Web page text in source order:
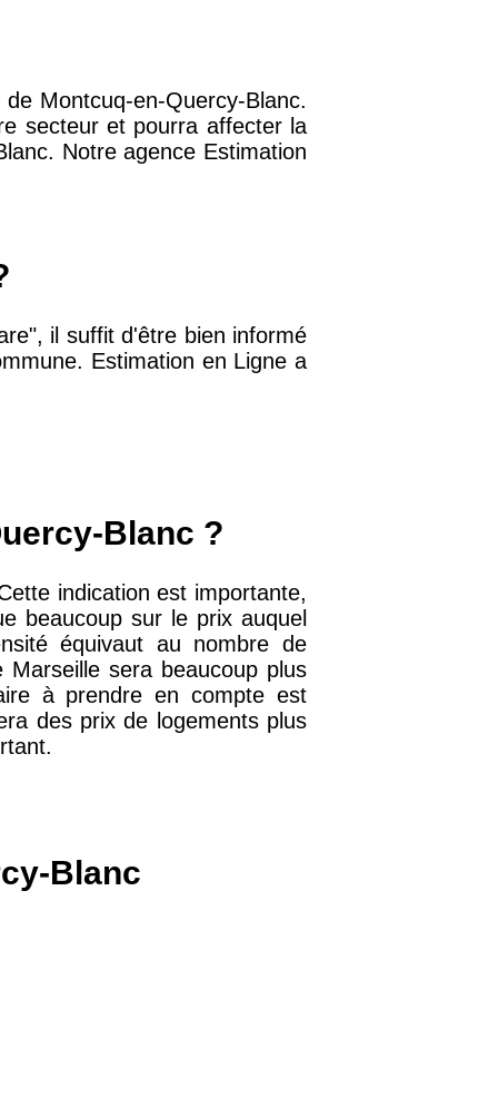
32 €
37 €
38 €
15 €
Montcuq-en-Quercy-Blanc.
secteur et pourra affecter la
Notre agence Estimation
il suffit d'être bien informé
Estimation en Ligne a
Blanc ?
indication est importante,
beaucoup sur le prix auquel
équivaut au nombre de
sera beaucoup plus
à prendre en compte est
des prix de logements plus
Blanc